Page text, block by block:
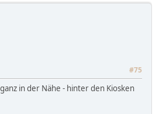
#75
in der Nähe - hinter den Kiosken